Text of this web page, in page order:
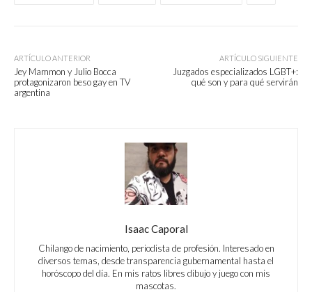
ARTÍCULO ANTERIOR
Jey Mammon y Julio Bocca
protagonizaron beso gay en TV
argentina
ARTÍCULO SIGUIENTE
Juzgados especializados LGBT+:
qué son y para qué servirán
Isaac Caporal
Chilango de nacimiento, periodista de profesión. Interesado en
diversos temas, desde transparencia gubernamental hasta el
horóscopo del día. En mis ratos libres dibujo y juego con mis
mascotas.